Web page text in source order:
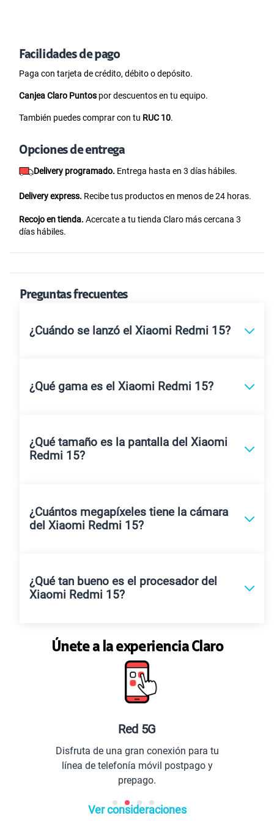
Facilidades de pago
Paga con tarjeta de crédito, débito o depósito.
Canjea Claro Puntos por descuentos en tu equipo.
También puedes comprar con tu RUC 10.
Opciones de entrega
Delivery programado. Entrega hasta en 3 días hábiles.
Delivery express. Recibe tus productos en menos de 24 horas.
Recojo en tienda. Acercate a tu tienda Claro más cercana 3
días hábiles.
Preguntas frecuentes
¿Cuándo se lanzó el Xiaomi Redmi 15?
¿Qué gama es el Xiaomi Redmi 15?
¿Qué tamaño es la pantalla del Xiaomi
Redmi 15?
¿Cuántos megapíxeles tiene la cámara
del Xiaomi Redmi 15?
¿Qué tan bueno es el procesador del
Xiaomi Redmi 15?
Únete a la experiencia Claro
Red 5G
Disfruta de una gran conexión para tu
línea de telefonía móvil postpago y
prepago.
Ver consideraciones